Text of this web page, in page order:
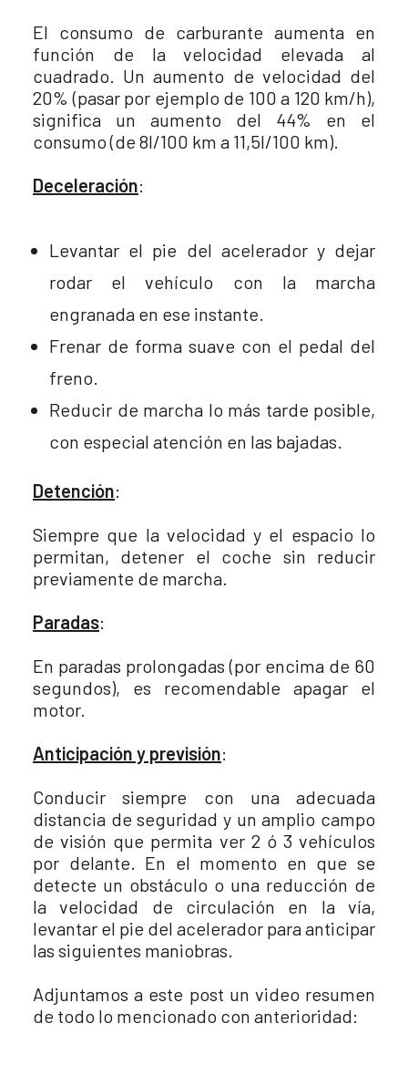
El consumo de carburante aumenta en
función de la velocidad elevada al
cuadrado. Un aumento de velocidad del
20% (pasar por ejemplo de 100 a 120 km/h),
significa un aumento del 44% en el
consumo (de 8l/100 km a 11,5l/100 km).
Deceleración:
Levantar el pie del acelerador y dejar
rodar el vehículo con la marcha
engranada en ese instante.
Frenar de forma suave con el pedal del
freno.
Reducir de marcha lo más tarde posible,
con especial atención en las bajadas.
Detención:
Siempre que la velocidad y el espacio lo
permitan, detener el coche sin reducir
previamente de marcha.
Paradas:
En paradas prolongadas (por encima de 60
segundos), es recomendable apagar el
motor.
Anticipación y previsión:
Conducir siempre con una adecuada
distancia de seguridad y un amplio campo
de visión que permita ver 2 ó 3 vehículos
por delante. En el momento en que se
detecte un obstáculo o una reducción de
la velocidad de circulación en la vía,
levantar el pie del acelerador para anticipar
las siguientes maniobras.
Adjuntamos a este post un video resumen
de todo lo mencionado con anterioridad: